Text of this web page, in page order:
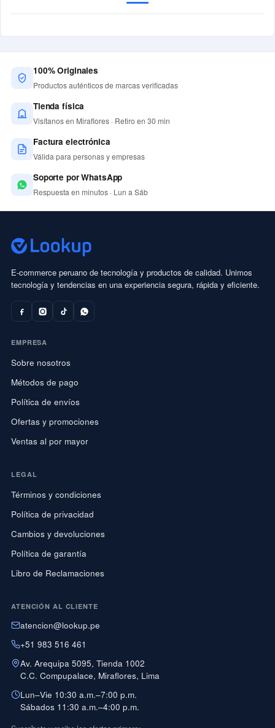
100% Originales
Productos auténticos de marcas verificadas
Tienda física
Visítanos en Miraflores · Retiro en 30 min
Factura electrónica
Válida para personas y empresas
Soporte por WhatsApp
Respuesta en minutos · Lun a Sáb
E-commerce peruano de tecnología y productos de calidad. Unimos
tecnología y tendencias en una experiencia segura, rápida y eficiente.
EMPRESA
Sobre nosotros
Métodos de pago
Política de envíos
Ofertas y promociones
Ventas al por mayor
LEGAL
Términos y condiciones
Política de privacidad
Cambios y devoluciones
Política de garantía
Libro de Reclamaciones
ATENCIÓN AL CLIENTE
atencion@lookup.pe
+51 983 516 461
Av. Arequipa 5095, Tienda 1002
C.C. Compupalace, Miraflores, Lima
Lun–Vie 10:30 a.m.–7:00 p.m.
Sábados 11:30 a.m.–4:00 p.m.